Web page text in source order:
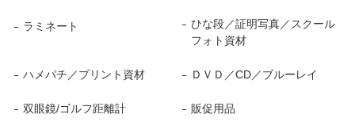
ラミネート
ひな段／証明写真／スクール
フォト資材
ハメパチ／プリント資材 ＤＶＤ／CD／ブルーレイ
双眼鏡/ゴルフ距離計 販促用品